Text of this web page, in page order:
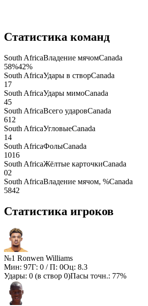
Статистика команд
South AfricaВладение мячомCanada
58%42%
South AfricaУдары в створCanada
1 7
South AfricaУдары мимоCanada
45
South AfricaВсего ударовCanada
612
South AfricaУгловыеCanada
14
South AfricaФолыCanada
1016
South AfricaЖёлтые карточкиCanada
02
South AfricaВладение мячом, %Canada
5842
Статистика игроков
№1 Ronwen Williams
Мин: 97Г: 0 / П: 0Оц: 8.3
Удары: 0 (в створ 0)Пасы точн.: 77%